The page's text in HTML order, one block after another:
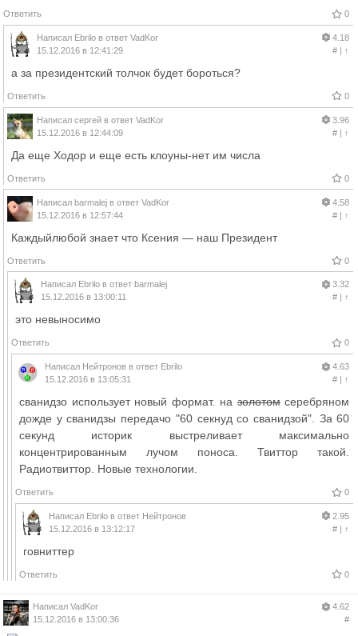
Ответить 0
Написал Ebrilo в ответ VadKor
15.12.2016 в 12:41:29
4.18
#| ↑
а за президентский толчок будет бороться?
Ответить 0
Написал сергей в ответ VadKor
15.12.2016 в 12:44:09
3.96
#| ↑
Да еще Ходор и еще есть клоуны-нет им числа
Ответить 0
Написал barmalej в ответ VadKor
15.12.2016 в 12:57:44
4.58
#| ↑
Каждыйлюбой знает что Ксения — наш Президент
Ответить 0
Написал Ebrilo в ответ barmalej
15.12.2016 в 13:00:11
3.32
#| ↑
это невыносимо
Ответить 0
Написал Нейтронов в ответ Ebrilo
15.12.2016 в 13:05:31
4.63
#| ↑
сванидзо использует новый формат. назолотомсеребряном
дожде у сванидзы передачо "60 секнуд со сванидзой". За 60
секунд историк выстреливает максимально
концентрированным лучом поноса. Твиттор такой.
Радиотвиттор. Новые технологии.
Ответить 0
Написал Ebrilo в ответ Нейтронов
15.12.2016 в 13:12:17
2.95
#| ↑
говниттер
Ответить 0
Написал VadKor
15.12.2016 в 13:00:36
4.62
#